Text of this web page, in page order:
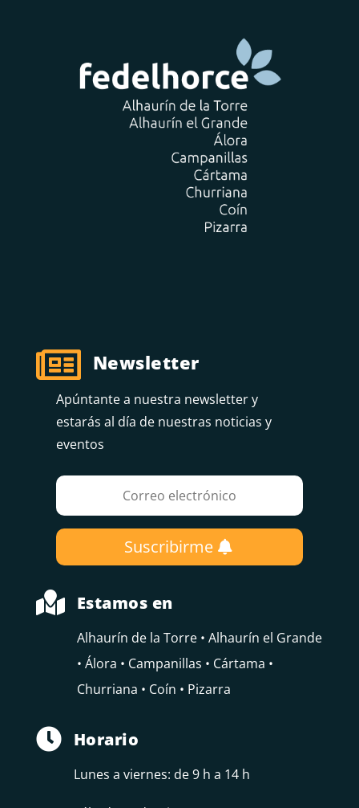
 Newsletter
Apúntante a nuestra newsletter y
estarás al día de nuestras noticias y
eventos
Suscribirme
 Estamos en
Alhaurín de la Torre • Alhaurín el Grande
• Álora • Campanillas • Cártama •
Churriana • Coín • Pizarra
 Horario
Lunes a viernes: de 9 h a 14 h